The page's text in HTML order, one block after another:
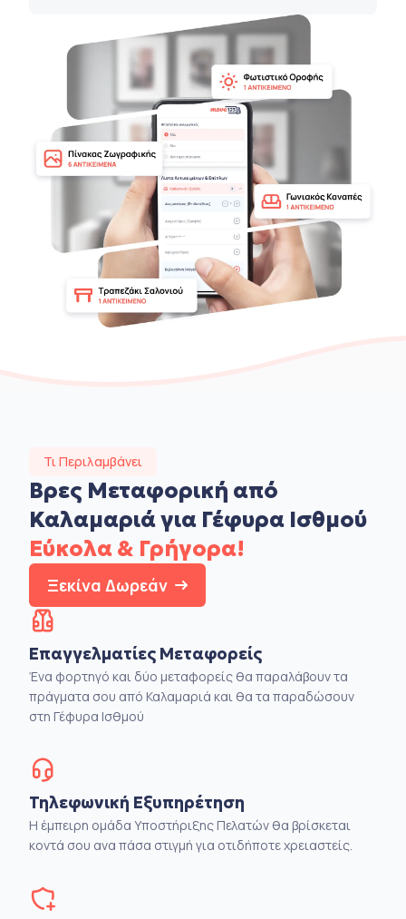
Τι Περιλαμβάνει
Βρες Μεταφορική από
Καλαμαριά για Γέφυρα Ισθμού
Εύκολα & Γρήγορα!
Ξεκίνα Δωρεάν
Επαγγελματίες Μεταφορείς
Ένα φορτηγό και δύο μεταφορείς θα παραλάβουν τα
πράγματα σου από Καλαμαριά και θα τα παραδώσουν
στη Γέφυρα Ισθμού
Τηλεφωνική Εξυπηρέτηση
Η έμπειρη ομάδα Υποστήριξης Πελατών θα βρίσκεται
κοντά σου ανα πάσα στιγμή για οτιδήποτε χρειαστείς.